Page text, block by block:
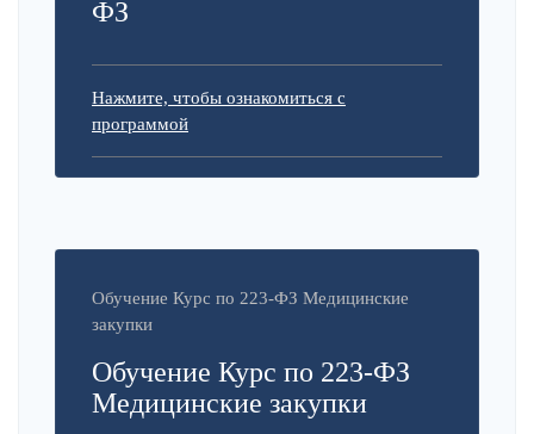
ФЗ
Нажмите, чтобы ознакомиться с
программой
Обучение Курс по 223-ФЗ Медицинские
закупки
Обучение Курс по 223-ФЗ
Медицинские закупки